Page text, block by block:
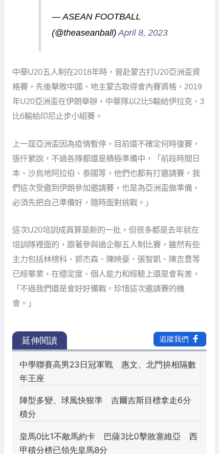
— ASEAN FOOTBALL
(@theaseanball)April 8, 2023
中華U20五人制在2018年時，曾赴蒙古打U20亞洲盃資
格賽，先後擊敗中國、地主蒙古取得會內賽資格，2019
年U20亞洲盃在伊朗舉辦，中華隊以2比5輸給伊拉克、3
比6輸給印尼止步小組賽。
上一屆亞洲盃因為疫情暫停，目前還不確定何時復賽，
張仟縈說，不過各隊都還是積極準備中，「前段時間日
本、沙烏地阿拉伯、泰國等，他們也都有打邀請賽，我
們這次受邀到伊朗參加邀請賽，也是為亞洲盃做準備，
必須先把自己準備好，隨時面對挑戰。」
這次U20培訓成員算是新的一批，但很多都是去年就在
培訓隊裡面的，跟著參與過企聯五人制比賽，雖然有些
主力包括林榜科、郭杰森、陳映豪、張智凱、陳吉豊等
已經畢業，在穩定度、個人能力和經驗上還是會有差，
「不過我們還是會好好備戰，珍惜這次邀請賽的機
會。」